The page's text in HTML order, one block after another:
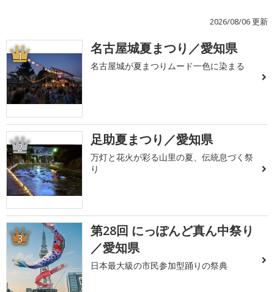
2026/08/06 更新
1 名古屋城夏まつり／愛知県
名古屋城が夏まつりムード一色に染まる
2 足助夏まつり／愛知県
万灯と花火が彩る山里の夏、伝統息づく祭
り
3
第28回 にっぽんど真ん中祭り
／愛知県
日本最大級の市民参加型踊りの祭典